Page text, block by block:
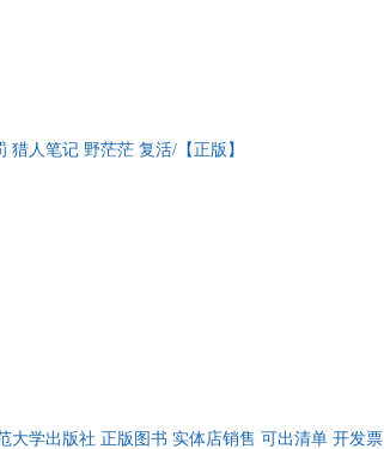
猎人笔记 野茫茫 复活/【正版】
大学出版社 正版图书 实体店销售 可出清单 开发票